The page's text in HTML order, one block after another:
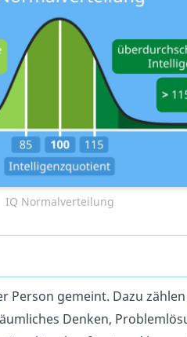
IQ Normalverteilung
Person gemeint. Dazu
Denken,